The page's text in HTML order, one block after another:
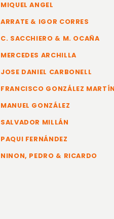
MIQUEL ANGEL
ARRATE & IGOR CORRES
C. SACCHIERO & M. OCAÑA
MERCEDES ARCHILLA
JOSE DANIEL CARBONELL
FRANCISCO GONZÁLEZ MARTÍN
MANUEL GONZÁLEZ
SALVADOR MILLÁN
PAQUI FERNÁNDEZ
NINON, PEDRO & RICARDO